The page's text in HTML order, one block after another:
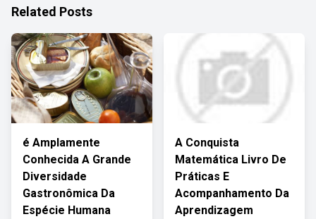
Related Posts
é Amplamente
Conhecida A Grande
Diversidade
Gastronômica Da
Espécie Humana
A Conquista
Matemática Livro De
Práticas E
Acompanhamento Da
Aprendizagem